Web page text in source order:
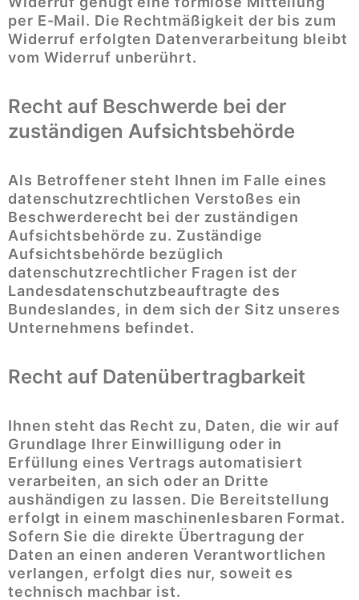
per E-Mail. Die Rechtmäßigkeit der bis zum
Widerruf erfolgten Datenverarbeitung bleibt
vom Widerruf unberührt.
Recht auf Beschwerde bei der
zuständigen Aufsichtsbehörde
Als Betroffener steht Ihnen im Falle eines
datenschutzrechtlichen Verstoßes ein
Beschwerderecht bei der zuständigen
Aufsichtsbehörde zu. Zuständige
Aufsichtsbehörde bezüglich
datenschutzrechtlicher Fragen ist der
Landesdatenschutzbeauftragte des
Bundeslandes, in dem sich der Sitz unseres
Unternehmens befindet.
Recht auf Datenübertragbarkeit
Ihnen steht das Recht zu, Daten, die wir auf
Grundlage Ihrer Einwilligung oder in
Erfüllung eines Vertrags automatisiert
verarbeiten, an sich oder an Dritte
aushändigen zu lassen. Die Bereitstellung
erfolgt in einem maschinenlesbaren Format.
Sofern Sie die direkte Übertragung der
Daten an einen anderen Verantwortlichen
verlangen, erfolgt dies nur, soweit es
technisch machbar ist.